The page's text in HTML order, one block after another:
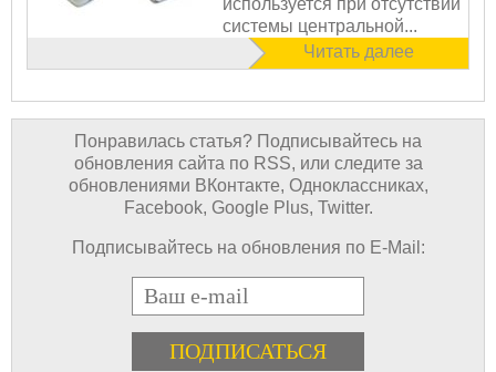
системы центральной...
Читать далее
Понравилась статья? Подписывайтесь на
обновления сайта по RSS, или следите за
обновлениями ВКонтакте, Одноклассниках,
Facebook, Google Plus, Twitter.
Подписывайтесь на обновления по E-Mail:
E-mail